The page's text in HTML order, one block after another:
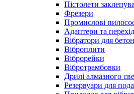
Пістолети
Фрезери
Промислові
Адаптери та
Вібратори для
Віброплити
Віброрейки
Вібротрамбовки
Дрилі алмазного
Резервуари для